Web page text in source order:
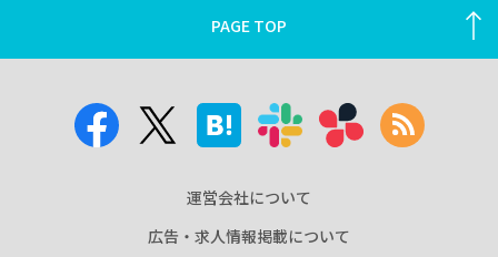
PAGE TOP
運営会社について
広告・求人情報掲載について